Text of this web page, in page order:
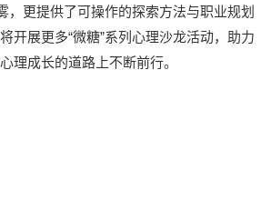
，更提供了可操作的探索方法与职业规划
开展更多“微糖”系列心理沙龙活动，助力
理成长的道路上不断前行。